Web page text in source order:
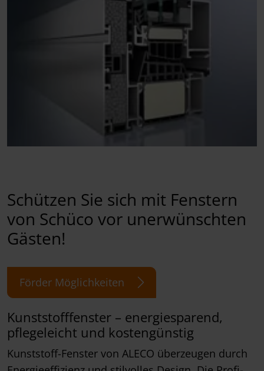
Schützen Sie sich mit Fenstern
von Schüco vor unerwünschten
Gästen!
Förder Möglichkeiten
Kunststofffenster – energiesparend,
pflegeleicht und kostengünstig
Kunststoff-Fenster von ALECO überzeugen durch